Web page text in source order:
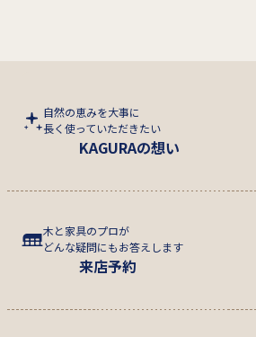
自然の恵みを大事に
長く使っていただきたい
KAGURAの想い
木と家具のプロが
どんな疑問にもお答えします
来店予約